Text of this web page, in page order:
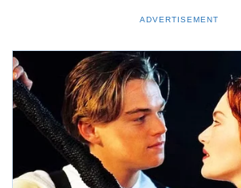
ADVERTISEMENT